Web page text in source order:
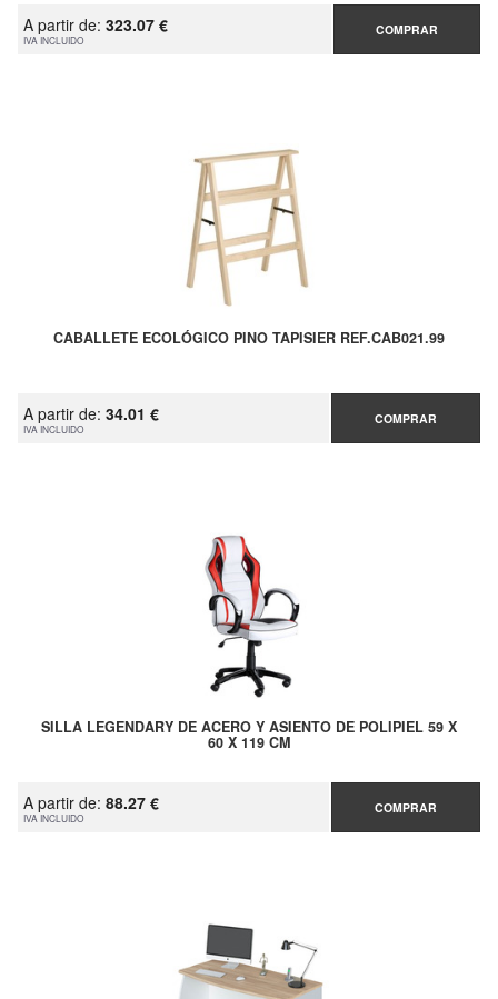
A partir de: 323.07 €
IVA INCLUIDO
COMPRAR
CABALLETE ECOLÓGICO PINO TAPISIER REF.CAB021.99
A partir de: 34.01 €
IVA INCLUIDO
COMPRAR
SILLA LEGENDARY DE ACERO Y ASIENTO DE POLIPIEL 59 X
60 X 119 CM
A partir de: 88.27 €
IVA INCLUIDO
COMPRAR